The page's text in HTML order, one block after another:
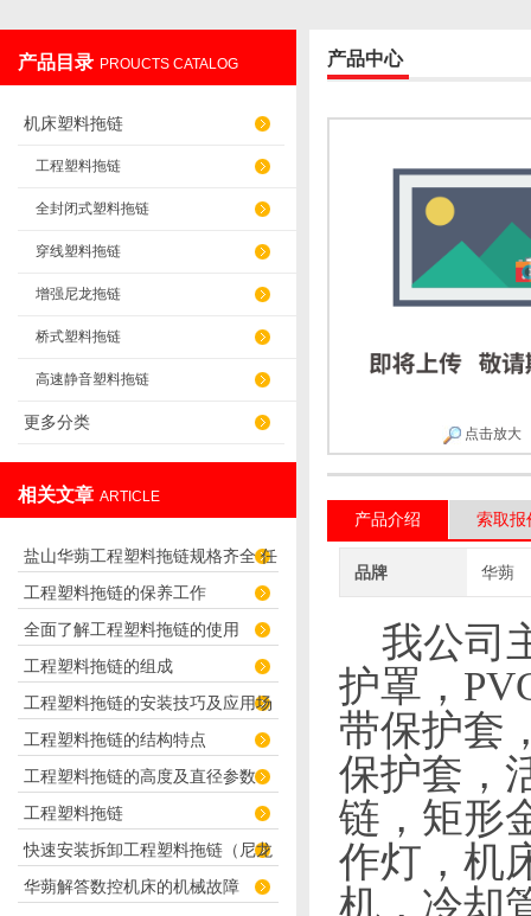
产品目录 PROUCTS CATALOG
机床塑料拖链
工程塑料拖链
全封闭式塑料拖链
穿线塑料拖链
增强尼龙拖链
桥式塑料拖链
高速静音塑料拖链
更多分类
相关文章 ARTICLE
盐山华蒴工程塑料拖链规格齐全 任
君选择！
工程塑料拖链的保养工作
全面了解工程塑料拖链的使用
工程塑料拖链的组成
工程塑料拖链的安装技巧及应用场
合
工程塑料拖链的结构特点
工程塑料拖链的高度及直径参数
工程塑料拖链
快速安装拆卸工程塑料拖链（尼龙
拖链）的技巧
华蒴解答数控机床的机械故障
产品中心
点击放大
产品介绍 索取报
品牌 华蒴
我公司
护罩，
带保护套
保护套，
链，矩形
作灯，机
机，冷却